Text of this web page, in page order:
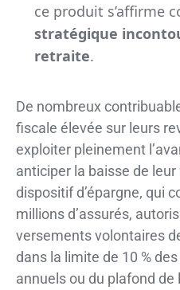
ce produit s’affirme
stratégique
retraite.
De nombreux
fiscale élevée sur leurs
exploiter pleinement
anticiper la baisse de
dispositif d’épargne, qui
millions d’assurés,
versements volontaires
dans la limite de 10 %
annuels ou du plafond de